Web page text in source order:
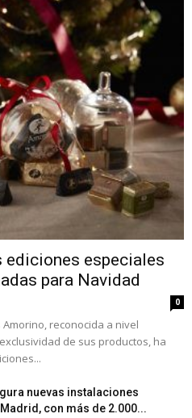
ediciones especiales
para Navidad
0
reconocida a nivel
de sus productos, ha
nuevas instalaciones
con más de 2.000...